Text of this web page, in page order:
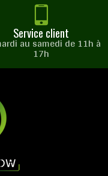
Service client
au samedi de 11h à
17h